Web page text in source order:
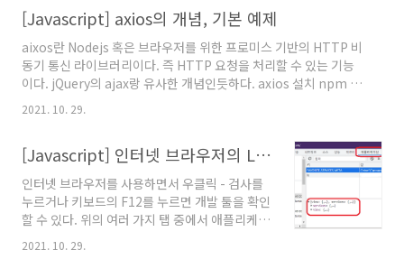
name: 'may', birthday: '11/7' } ]
console.table(arr) console.info("인포메세
지~"); console.debug("디버그~~");
console.warn("와닝와닝~");
console.error("에러메세지~");
console.debug 는 상세 메세지에서 따로 볼 수
[Javascript] axios의 개념, 기본 예제
aixos란 Nodejs 혹은 브라우저를 위한 프로미스 기반의 HTTP 비
동기 통신 라이브러리이다. 즉 HTTP 요청을 처리할 수 있는 기능
이다. jQuery의 ajax랑 유사한 개념인듯하다. axios 설치 npm ->
npm install axios aixos의 간단 예제를 테스트하려면 영화 검색
사이트를 만들기에 좋은 데이터베이스를 제공해주는 OMDb API에
서 API KEY 인증이 필요하다. >> http://www.omdbapi.com/
// aixos 를 사용하기 위해 import import axios from 'axios'
// 영화정보를 가져오는 함수 작성 function getMovieInfo(){
const APi_KEY = '비공개' axios .get(`https://www.omd..
2021. 10. 29.
[Javascript] 인터넷 브라우저의 LocalStorage, SessionStorage
인터넷 브라우저를 사용하면서 우클릭 - 검사를
누르거나 키보드의 F12를 누르면 개발 툴을 확인
할 수 있다. 위의 여러 가지 탭 중에서 애플리케이
션을 선택하면 위 사진과 같이 로컬 스토리지, 세
션 스토리지가 있는 걸 알 수 있다. 로컬 스토리지
2021. 10. 29.